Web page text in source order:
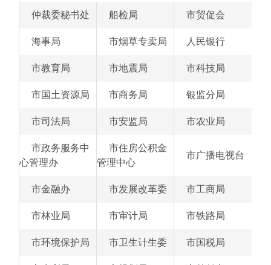
· 2013年
·
·
· 2010年
· 2009年
·
仲裁委秘书处 船检局 市贸促会
海事局 市烟草专卖局 人民银行
市教育局 市地震局 市科技局
市国土资源局 市商务局 银监分局
市司法局 市安监局 市农业局
市政务服务中
心管理办
市住房公积金
管理中心
市广播电视台
市金融办 市发展改革委 市工商局
市林业局 市审计局 市铁路局
市环境保护局 市卫生计生委 市国税局